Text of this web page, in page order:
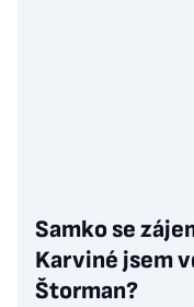
Samko se
Karviné jsem
Štorman?